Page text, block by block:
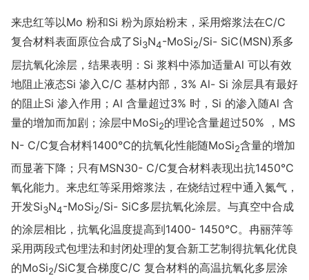
来忠红等以Mo 粉和Si 粉为原始粉末，采用熔浆法在C/C
复合材料表面原位合成了Si3N4-MoSi2/Si- SiC(MSN)系多
层抗氧化涂层，结果表明：Si 浆料中添加适量Al 可以有效
地阻止液态Si 渗入C/C 基材内部，3% Al- Si 涂层具有最好
的阻止Si 渗入作用；Al 含量超过3% 时，Si 的渗入随Al 含
量的增加而加剧；涂层中MoSi2的理论含量超过50% ，MS
N- C/C复合材料1400℃的抗氧化性能随MoSi2含量的增加
而显著下降；只有MSN30- C/C复合材料表现出抗1450℃
氧化能力。来忠红等采用熔浆法，在烧结过程中通入氮气，
开发Si3N4-MoSi2/Si- SiC多层抗氧化涂层。与真空中合成
的涂层相比，抗氧化温度提高到1400- 1450℃。冉丽萍等
采用两段式包埋法和封闭处理的复合新工艺制得抗氧化优良
的MoSi2/SiC复合梯度C/C 复合材料的高温抗氧化多层涂